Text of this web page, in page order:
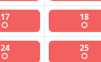
17
○
18
○
24
○
25
○